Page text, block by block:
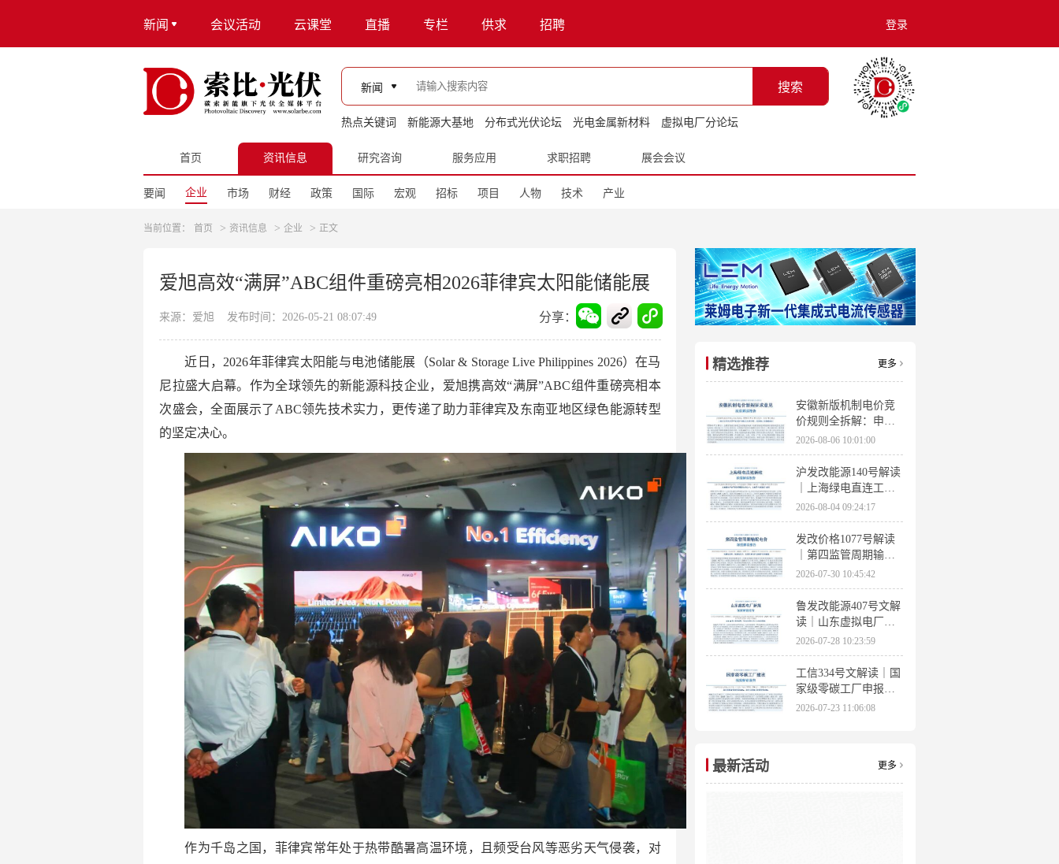
新闻 会议活动 云课堂 直播 专栏 供求 招聘 登录
新闻 搜索
热点关键词 新能源大基地 分布式光伏论坛 光电金属新材料 虚拟电厂分论坛
首页 资讯信息 研究咨询 服务应用 求职招聘 展会会议
要闻 企业 市场 财经 政策 国际 宏观 招标 项目 人物 技术 产业
当前位置： 首页 > 资讯信息 > 企业 > 正文
爱旭高效“满屏”ABC组件重磅亮相2026菲律宾太阳能储能展
来源：爱旭 发布时间：2026-05-21 08:07:49 分享：
近日，2026年菲律宾太阳能与电池储能展（Solar & Storage Live Philippines 2026）在马
尼拉盛大启幕。作为全球领先的新能源科技企业，爱旭携高效“满屏”ABC组件重磅亮相本
次盛会，全面展示了ABC领先技术实力，更传递了助力菲律宾及东南亚地区绿色能源转型
的坚定决心。
作为千岛之国，菲律宾常年处于热带酷暑高温环境，且频受台风等恶劣天气侵袭，对
精选推荐 更多
安徽新版机制电价竞
价规则全拆解：申报
条件、保函罚则、出
清机制、聚合商门槛
2026-08-06 10:01:00
沪发改能源140号解读
｜上海绿电直连工作
方案 申报条件、源荷
指标、场景优先级全
梳理
2026-08-04 09:24:17
发改价格1077号解读
｜第四监管周期输配
电价落地 电量电价下
调容量电价上调
2026-07-30 10:45:42
鲁发改能源407号文解
读｜山东虚拟电厂管
理办法全文 分布式光
伏打包入市规则详解
2026-07-28 10:23:59
工信334号文解读｜国
家级零碳工厂申报条
件、三大硬性指标、
2026-07-23 11:06:08
最新活动 更多